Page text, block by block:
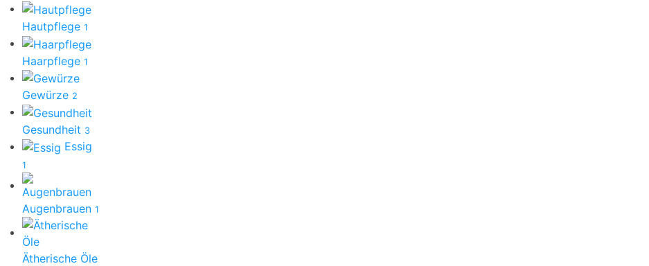
Hautpflege 1
Haarpflege 1
Gewürze 2
Gesundheit 3
Essig
1
Augenbrauen 1
Ätherische Öle